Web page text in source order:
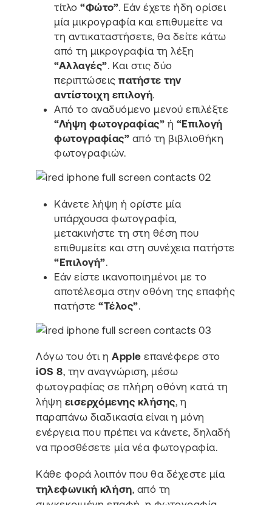
τίτλο“Φώτο”. Εάν έχετε ήδη ορίσει
μία μικρογραφία και επιθυμείτε να
τη αντικαταστήσετε, θα δείτε κάτω
από τη μικρογραφία τη λέξη
“Αλλαγές”. Και στις δύο
περιπτώσειςπατήστε την
αντίστοιχη επιλογή.
Από το αναδυόμενο μενού επιλέξτε
“Λήψη φωτογραφίας” ή “Επιλογή
φωτογραφίας” από τη βιβλιοθήκη
φωτογραφιών.
Κάνετε λήψη ή ορίστε μία
υπάρχουσα φωτογραφία,
μετακινήστε τη στη θέση που
επιθυμείτε και στη συνέχεια πατήστε
“Επιλογή”.
Εάν είστε ικανοποιημένοι με το
αποτέλεσμα στην οθόνη της επαφής
πατήστε“Τέλος”.
Λόγω του ότι ηApple επανέφερε στο
iOS 8, την αναγνώριση, μέσω
φωτογραφίας σε πλήρη οθόνη κατά τη
λήψη εισερχόμενης κλήσης, η
παραπάνω διαδικασία είναι η μόνη
ενέργεια που πρέπει να κάνετε, δηλαδή
να προσθέσετε μία νέα φωτογραφία.
Κάθε φορά λοιπόν που θα δέχεστε μία
τηλεφωνική κλήση, από τη